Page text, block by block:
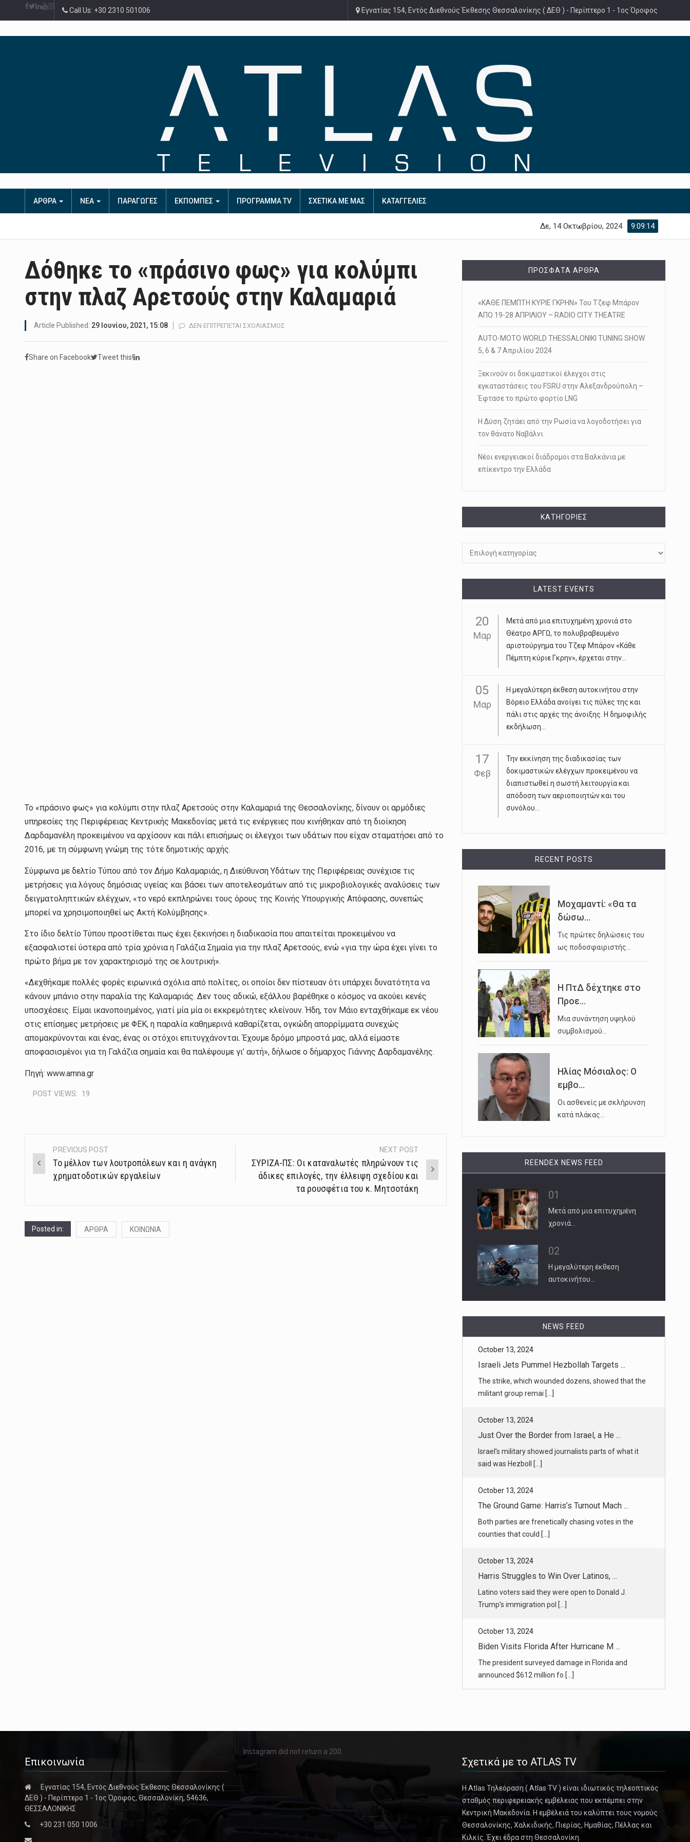
Call Us: +30 2310 501006 Εγνατίας 154, Εντός Διεθνούς Έκθεσης Θεσσαλονίκης ( ΔΕΘ ) - Περίπτερο 1 - 1ος Όροφος
ΑΡΘΡΑ ΝΕΑ ΠΑΡΑΓΩΓΕΣ ΕΚΠΟΜΠΕΣ ΠΡΟΓΡΑΜΜΑ TV ΣΧΕΤΙΚΑ ΜΕ ΜΑΣ ΚΑΤΑΓΓΕΛΙΕΣ
9:09:15
Δε, 14 Οκτωβρίου, 2024
Δόθηκε το «πράσινο φως» για κολύμπι
στην πλαζ Αρετσούς στην Καλαμαριά
Article Published: 29 Ιουνίου, 2021, 15:08 ΔΕΝ ΕΠΙΤΡΈΠΕΤΑΙ ΣΧΟΛΙΑΣΜΌΣ
Share on Facebook Tweet this!
Το «πράσινο φως» για κολύμπι στην πλαζ Αρετσούς στην Καλαμαριά της Θεσσαλονίκης, δίνουν οι αρμόδιες
υπηρεσίες της Περιφέρειας Κεντρικής Μακεδονίας μετά τις ενέργειες που κινήθηκαν από τη διοίκηση
Δαρδαμανέλη προκειμένου να αρχίσουν και πάλι επισήμως οι έλεγχοι των υδάτων που είχαν σταματήσει από το
2016, με τη σύμφωνη γνώμη της τότε δημοτικής αρχής.
Σύμφωνα με δελτίο Τύπου από τον Δήμο Καλαμαριάς, η Διεύθυνση Υδάτων της Περιφέρειας συνέχισε τις
μετρήσεις για λόγους δημόσιας υγείας και βάσει των αποτελεσμάτων από τις μικροβιολογικές αναλύσεις των
δειγματοληπτικών ελέγχων, «το νερό εκπληρώνει τους όρους της Κοινής Υπουργικής Απόφασης, συνεπώς
μπορεί να χρησιμοποιηθεί ως Ακτή Κολύμβησης».
Στο ίδιο δελτίο Τύπου προστίθεται πως έχει ξεκινήσει η διαδικασία που απαιτείται προκειμένου να
εξασφαλιστεί ύστερα από τρία χρόνια η Γαλάζια Σημαία για την πλαζ Αρετσούς, ενώ «για την ώρα έχει γίνει το
πρώτο βήμα με τον χαρακτηρισμό της σε λουτρική».
«Δεχθήκαμε πολλές φορές ειρωνικά σχόλια από πολίτες, οι οποίοι δεν πίστευαν ότι υπάρχει δυνατότητα να
κάνουν μπάνιο στην παραλία της Καλαμαριάς. Δεν τους αδικώ, εξάλλου βαρέθηκε ο κόσμος να ακούει κενές
υποσχέσεις. Είμαι ικανοποιημένος, γιατί μία μία οι εκκρεμότητες κλείνουν. Ήδη, τον Μάιο ενταχθήκαμε εκ νέου
στις επίσημες μετρήσεις με ΦΕΚ, η παραλία καθημερινά καθαρίζεται, ογκώδη απορρίμματα συνεχώς
απομακρύνονται και ένας, ένας οι στόχοι επιτυγχάνονται. Έχουμε δρόμο μπροστά μας, αλλά είμαστε
αποφασισμένοι για τη Γαλάζια σημαία και θα παλέψουμε γι’ αυτή», δήλωσε ο δήμαρχος Γιάννης Δαρδαμανέλης.
Πηγή: www.amna.gr
POST VIEWS: 19
Post
navigation
PREVIOUS POST
Το μέλλον των λουτροπόλεων και η ανάγκη
χρηματοδοτικών εργαλείων
NEXT POST
ΣΥΡΙΖΑ-ΠΣ: Οι καταναλωτές πληρώνουν τις
άδικες επιλογές, την έλλειψη σχεδίου και
τα ρουσφέτια του κ. Μητσοτάκη
Posted in: ΑΡΘΡΑ ΚΟΙΝΩΝΙΑ
ΠΡΌΣΦΑΤΑ ΆΡΘΡΑ
«ΚΑΘΕ ΠΕΜΠΤΗ ΚΥΡΙΕ ΓΚΡΗΝ» Του Τζεφ Μπάρον
ΑΠΟ 19-28 ΑΠΡΙΛΙΟΥ – RADIO CITY THEATRE
AUTO-MOTO WORLD THESSALONIKI TUNING SHOW
5, 6 & 7 Απριλίου 2024
Ξεκινούν οι δοκιμαστικοί έλεγχοι στις
εγκαταστάσεις του FSRU στην Αλεξανδρούπολη –
Έφτασε το πρώτο φορτίο LNG
Η Δύση ζητάει από την Ρωσία να λογοδοτήσει για
τον θάνατο Ναβάλνι
Νέοι ενεργειακοί διάδρομοι στα Βαλκάνια με
επίκεντρο την Ελλάδα
KΑΤΗΓΟΡΊΕΣ
LATEST EVENTS
20
Μαρ
Μετά από μια επιτυχημένη χρονιά στο
Θέατρο ΑΡΓΩ, το πολυβραβευμένο
αριστούργημα του Τζεφ Μπάρον «Κάθε
Πέμπτη κύριε Γκρην», έρχεται στην...
05
Μαρ
Η μεγαλύτερη έκθεση αυτοκινήτου στην
Βόρειο Ελλάδα ανοίγει τις πύλες της και
πάλι στις αρχές της άνοιξης. Η δημοφιλής
εκδήλωση...
17
Φεβ
Την εκκίνηση της διαδικασίας των
δοκιμαστικών ελέγχων προκειμένου να
διαπιστωθεί η σωστή λειτουργία και
απόδοση των αεριοποιητών και του
συνόλου...
RECENT POSTS
Μοχαμαντί: «Θα τα
δώσω...
Τις πρώτες δηλώσεις του
ως ποδοσφαιριστής…
Η ΠτΔ δέχτηκε στο
Προε...
Μια συνάντηση υψηλού
συμβολισμού…
Ηλίας Μόσιαλος: Ο
εμβο...
Οι ασθενείς με σκλήρυνση
κατά πλάκας…
REENDEX NEWS FEED
01
Μετά από μια επιτυχημένη
χρονιά…
02
Η μεγαλύτερη έκθεση
αυτοκινήτου…
NEWS FEED
Israeli Jets Pummel Hezbollah Targets ...
The strike, which wounded dozens, showed that the
militant group remai [...]
October 13, 2024
Israel’s military showed journalists parts of what it
said was Hezboll [...]
October 13, 2024
Both parties are frenetically chasing votes in the
counties that could [...]
October 13, 2024
Latino voters said they were open to Donald J.
Trump’s immigration pol [...]
October 13, 2024
The president surveyed damage in Florida and
announced $612 million fo [...]
October 13, 2024
Milton in Florida and Helene in North ...
SpaceX Launches Starship Rocket and Ca ...
The company completed a successful test flight of
the most powerful ro [...]
October 13, 2024
Can the Government Get People to Have ...
Επικοινωνία
Εγνατίας 154, Εντός Διεθνούς Έκθεσης Θεσσαλονίκης (
ΔΕΘ ) - Περίπτερο 1 - 1ος Όροφος, Θεσσαλονίκη, 54636,
ΘΕΣΣΑΛΟΝΙΚΗΣ
+30 231 050 1006
Instagram did not return a 200.
Σχετικά με το ATLAS TV
Η Atlas Τηλεόραση ( Atlas TV ) είναι ιδιωτικός τηλεοπτικός
σταθμός περιφερειακής εμβέλειας που εκπέμπει στην
Κεντρική Μακεδονία. Η εμβέλειά του καλύπτει τους νομούς
Θεσσαλονίκης, Χαλκιδικής, Πιερίας, Ημαθίας, Πέλλας και
Κιλκίς. Έχει έδρα στη Θεσσαλονίκη.